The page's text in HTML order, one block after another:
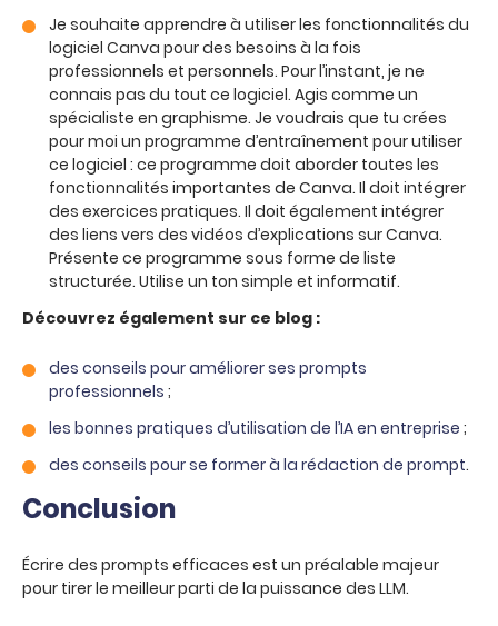
Je souhaite apprendre à utiliser les fonctionnalités du
logiciel Canva pour des besoins à la fois
professionnels et personnels. Pour l’instant, je ne
connais pas du tout ce logiciel. Agis comme un
spécialiste en graphisme. Je voudrais que tu crées
pour moi un programme d’entraînement pour utiliser
ce logiciel : ce programme doit aborder toutes les
fonctionnalités importantes de Canva. Il doit intégrer
des exercices pratiques. Il doit également intégrer
des liens vers des vidéos d’explications sur Canva.
Présente ce programme sous forme de liste
structurée. Utilise un ton simple et informatif.
Découvrez également sur ce blog :
des conseils pour améliorer ses prompts
professionnels ;
les bonnes pratiques d’utilisation de l’IA en entreprise ;
des conseils pour se former à la rédaction de prompt.
Conclusion
Écrire des prompts efficaces est un préalable majeur
pour tirer le meilleur parti de la puissance des LLM.